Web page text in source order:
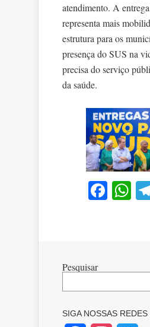
atendimento. A
representa mais
estrutura para os
presença do SUS na
precisa do serviço
da saúde.
Pesquisar
SIGA NOSSAS